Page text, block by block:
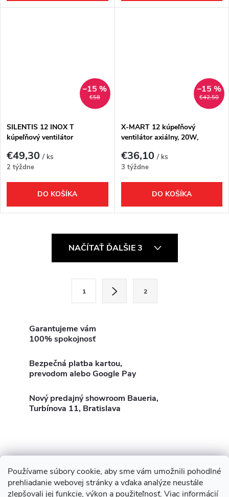
Používame súbory cookie, aby sme vám umožnili pohodlné
prehliadanie webovej stránky a vďaka analýze neustále
zlepšovali jej funkcie, výkon a použiteľnosť. Viac informácií
€58
–15 %
SILENTIS 12 INOX T
kúpeľňový ventilátor
nerez mat
€49,30/ ks
2 týždne
DO KOŠÍKA
€42,50
–15 %
X-MART 12 kúpeľňový
ventilátor axiálny, 20W,
€36,10/ ks
3 týždne
DO KOŠÍKA
r
v
k
NAČÍTAŤ ĎALŠIE 3
1 2
Garantujeme vám
100% spokojnosť
Bezpečná platba kartou,
prevodom alebo Google Pay
Nový predajný showroom Baueria,
Turbínova 11, Bratislava
Z
Showroom Turbínova 11 Rekonštrukcie
Stavby
3D Vizualizácia zdarma
O nás Obhliadka zdarma